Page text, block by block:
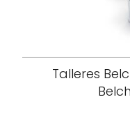
Talleres